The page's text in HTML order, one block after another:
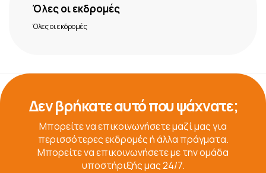
Όλες οι εκδρομές
Όλες οι εκδρομές
Δεν βρήκατε αυτό που ψάχνατε;
Μπορείτε να επικοινωνήσετε μαζί μας για
περισσότερες εκδρομές ή άλλα πράγματα.
Μπορείτε να επικοινωνήσετε με την ομάδα
υποστήριξής μας 24/7.